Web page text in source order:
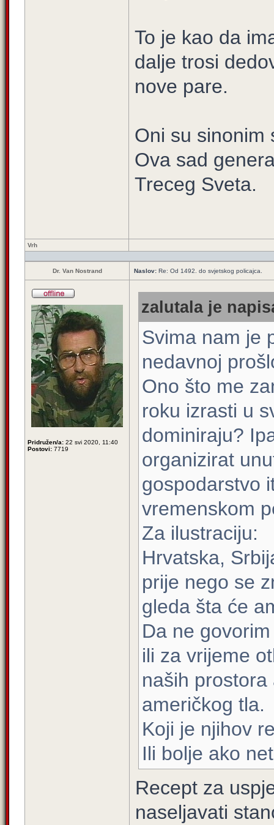
To je kao da
dalje trosi
nove pare.
Oni su sinonim
Ova sad
Treceg Sveta.
Vrh
Dr. Van Nostrand Naslov: Re: Od 1492. do svjetskog policajca.
Pridružen/a: 22 svi 2020, 11:40
Postovi: 7719
zalutala je
Svima nam je
nedavnoj
Ono što me
roku izrasti u
dominiraju?
organizirat
gospodarstvo
vremenskom
Za ilustraciju:
Hrvatska,
prije nego se
gleda šta će
Da ne
ili za vrijeme
naših
američkog tla.
Koji je njihov
Ili bolje ako
Recept za
naseljavati